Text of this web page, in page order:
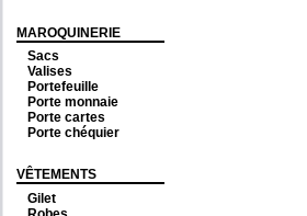
MAROQUINERIE
Sacs
Valises
Portefeuille
Porte monnaie
Porte cartes
Porte chéquier
VÊTEMENTS
Gilet